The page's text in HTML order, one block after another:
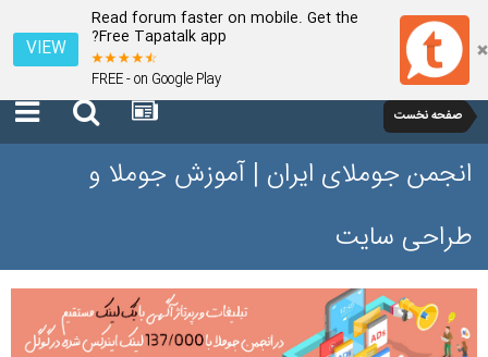
Read forum faster on mobile. Get the
Free Tapatalk app?
FREE - on Google Play
VIEW
صفحه نخست
انجمن جوملای ایران | آموزش جوملا و
طراحی سایت